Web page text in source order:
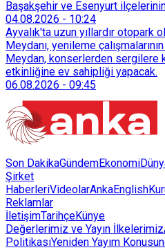
Başakşehir ve Esenyurt
süreyle su verilemeyecek.
04.08.2026 - 10:24
Ayvalık'ta uzun yıllardır otopark
Meydanı, yenileme
Meydan, konserlerden sergilere
etkinliğine ev sahipliği yapacak.
06.08.2026 - 09:45
Son DakikaGündemEkonomi
Şirket
HaberleriVideolarAnkaEnglish
Reklamlar
İletişimTarihçeKünye
Değerlerimiz ve Yayın İlkelerimiz
PolitikasıYeniden Yayım